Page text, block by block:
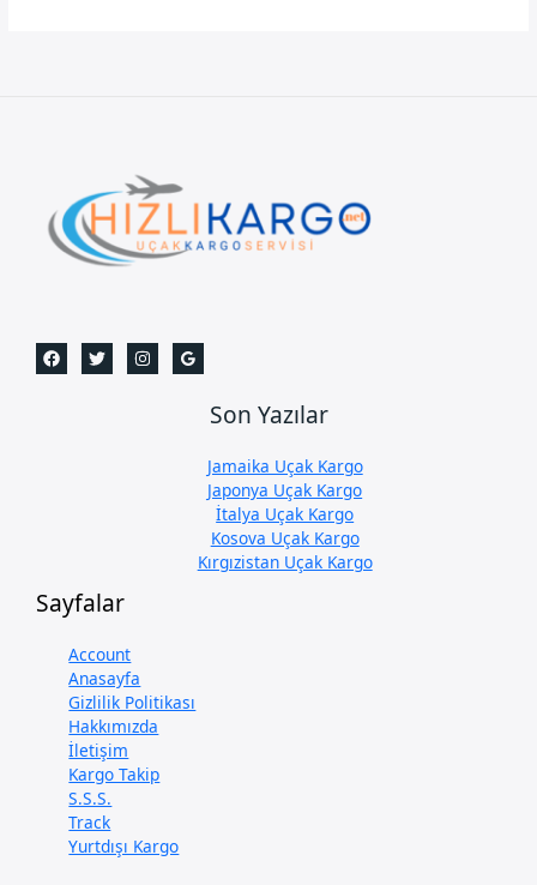
Son Yazılar
Jamaika Uçak Kargo
Japonya Uçak Kargo
İtalya Uçak Kargo
Kosova Uçak Kargo
Kırgızistan Uçak Kargo
Sayfalar
Account
Anasayfa
Gizlilik Politikası
Hakkımızda
İletişim
Kargo Takip
S.S.S.
Track
Yurtdışı Kargo